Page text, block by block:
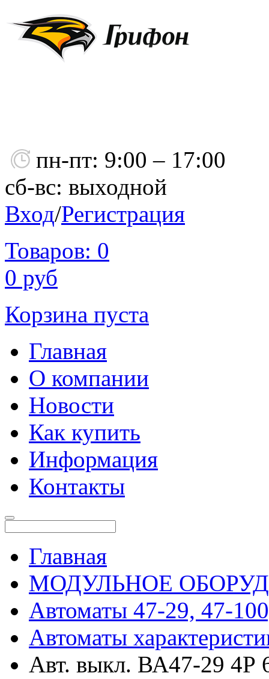
пн-пт: 9:00 – 17:00
сб-вс: выходной
Вход/Регистрация
Товаров: 0
0 руб
Корзина пуста
Главная
О компании
Новости
Как купить
Информация
Контакты
Главная
МОДУЛЬНОЕ
Автоматы 47-29, 47-
Автоматы
Авт. выкл. ВА47-29